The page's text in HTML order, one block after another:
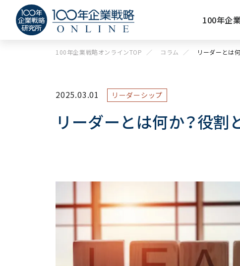
100年企
100年企業戦略オンラインTOP コラム リーダーとは
2025.03.01 リーダーシップ
リーダーとは何か？役割